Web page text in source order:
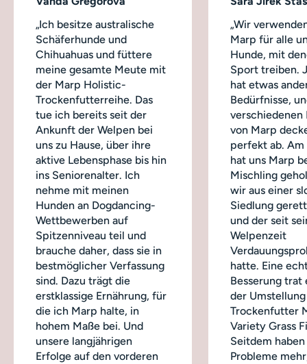
„Ich besitze australische
Schäferhunde und
Chihuahuas und füttere
meine gesamte Meute mit
der Marp Holistic-
Trockenfutterreihe. Das
tue ich bereits seit der
Ankunft der Welpen bei
uns zu Hause, über ihre
aktive Lebensphase bis hin
ins Seniorenalter. Ich
nehme mit meinen
Hunden an Dogdancing-
Wettbewerben auf
Spitzenniveau teil und
brauche daher, dass sie in
bestmöglicher Verfassung
sind. Dazu trägt die
erstklassige Ernährung, für
die ich Marp halte, in
hohem Maße bei. Und
unsere langjährigen
Erfolge auf den vorderen
„Wir
Marp für alle
Hunde, mit
Sport treiben.
hat etwas
Bedürfnisse,
verschiedenen
von Marp
perfekt ab.
hat uns Marp
Mischling
wir aus einer
Siedlung
und der seit
Welpenzeit
hatte. Eine
Besserung trat
der
Trockenfutter
Variety Grass
Seitdem
Probleme